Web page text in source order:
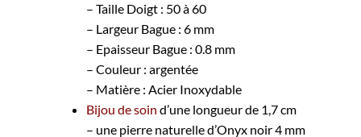
– Taille Doigt : 50 à 60
– Largeur Bague : 6 mm
– Epaisseur Bague : 0.8 mm
– Couleur : argentée
– Matière : Acier Inoxydable
Bijou de soin d’une longueur de 1,7 cm
– une pierre naturelle d’Onyx noir 4 mm